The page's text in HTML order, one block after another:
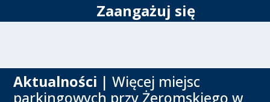
Zaangażuj się
Aktualności | Więcej miejsc
parkingowych przy Żeromskiego w